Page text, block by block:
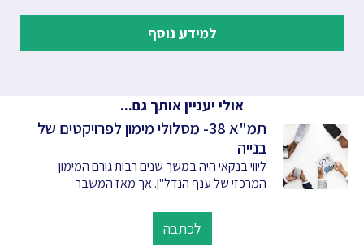
למידע נוסף
אולי יעניין אותך גם...
תמ"א 38- מסלולי מימון לפרויקטים של
בנייה
ליווי בנקאי היה במשך שנים רבות גורם המימון
המרכזי של ענף הנדל"ן. אך מאז המשבר
לכתבה